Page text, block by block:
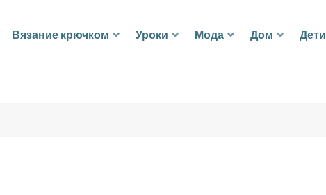
Вязание крючком Уроки Мода Дом Дети